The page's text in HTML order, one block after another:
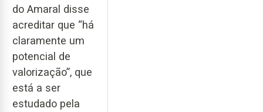
do Amaral disse
acreditar que “há
claramente um
potencial de
valorização”, que
está a ser
estudado pela